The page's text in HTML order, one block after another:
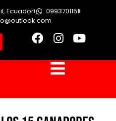
Ecuador
0993701151